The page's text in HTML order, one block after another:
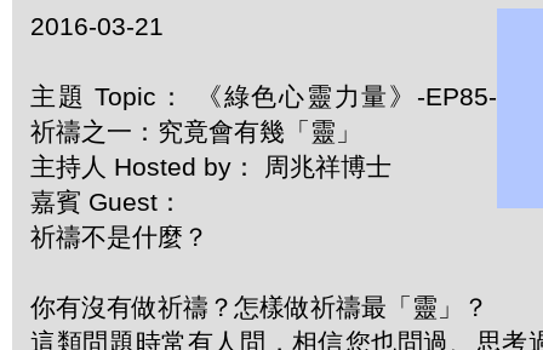
2016-03-21
主題 Topic： 《綠色心靈力量》-EP85-
祈禱之一：究竟會有幾「靈」
主持人 Hosted by： 周兆祥博士
嘉賓 Guest：
祈禱不是什麼？
你有沒有做祈禱？怎樣做祈禱最「靈」？
這類問題時常有人問，相信您也問過、思考